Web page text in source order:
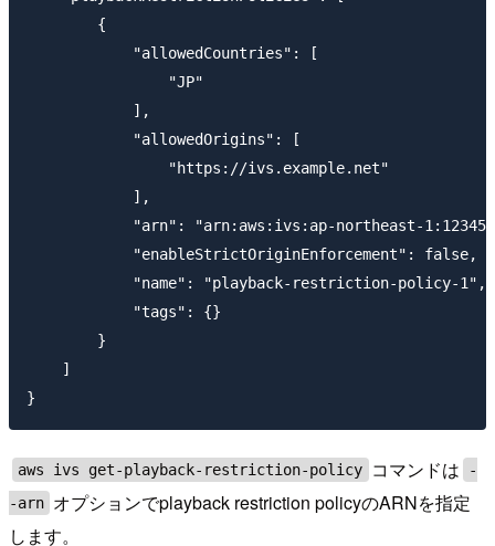
        {
            "allowedCountries": [
                "JP"
            ],
            "allowedOrigins": [
                "https://ivs.example.net"
            ],
"arn": "arn:aws:ivs:ap-northeast-
            "enableStrictOriginEnforcement": false,
            "name": "playback-restriction-policy-1",
            "tags": {}
        }
    ]
aws ivs get-playback-restriction-policy コマンドは
-
-arn オプションでplayback restriction policyのARNを指定
します。